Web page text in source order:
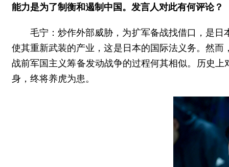
能力是为了制衡和遏制中国。发言人对此有何评论？
毛宁：炒作外部威胁，为扩军备战找借口，是
使其重新武装的产业，这是日本的国际法义务。然
战前军国主义筹备发动战争的过程何其相似。历史
身，终将养虎为患。